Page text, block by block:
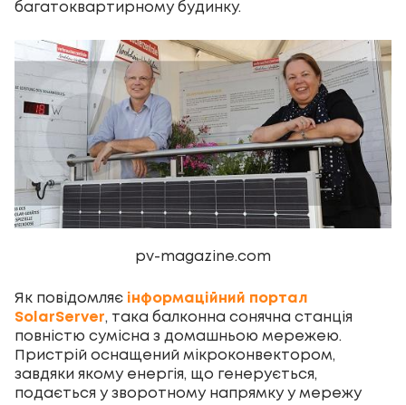
багатоквартирному будинку.
pv-magazine.com
Як повідомляє інформаційний портал
SolarServer, така балконна сонячна станція
повністю сумісна з домашньою мережею.
Пристрій оснащений мікроконвектором,
завдяки якому енергія, що генерується,
подається у зворотному напрямку у мережу